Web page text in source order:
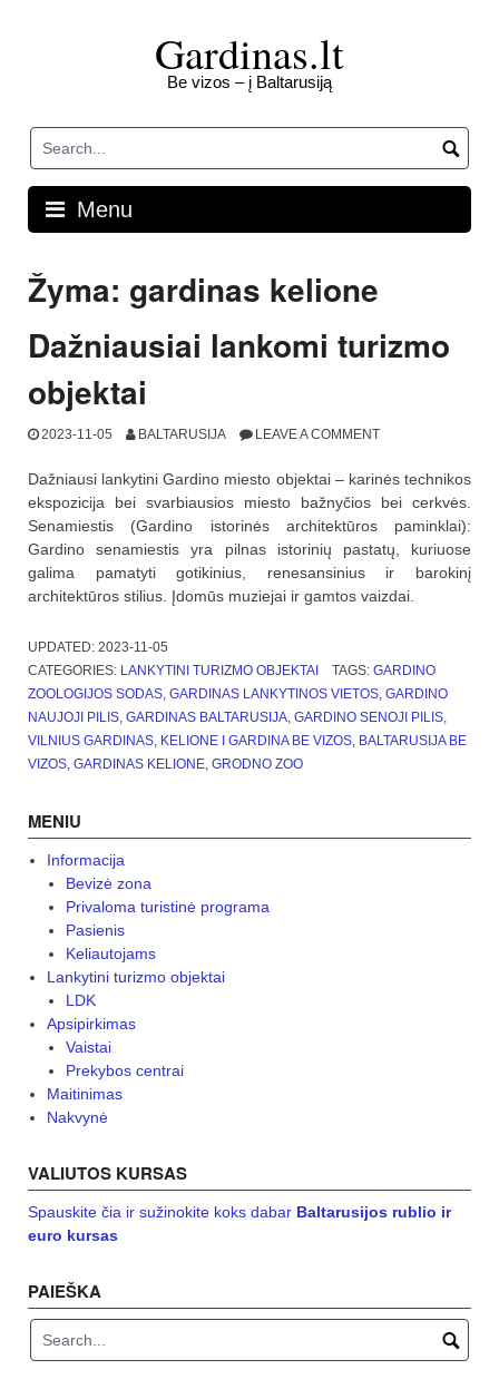
Gardinas.lt
Be vizos – į Baltarusiją
Menu
Žyma: gardinas kelione
Dažniausiai lankomi turizmo
objektai
2023-11-05 BALTARUSIJA LEAVE A COMMENT
Dažniausi lankytini Gardino miesto objektai – karinės technikos
ekspozicija bei svarbiausios miesto bažnyčios bei cerkvės.
Senamiestis (Gardino istorinės architektūros paminklai):
Gardino senamiestis yra pilnas istorinių pastatų, kuriuose
galima pamatyti gotikinius, renesansinius ir barokinį
architektūros stilius. Įdomūs muziejai ir gamtos vaizdai.
UPDATED: 2023-11-05
CATEGORIES: LANKYTINI TURIZMO OBJEKTAI TAGS: GARDINO
ZOOLOGIJOS SODAS GARDINAS LANKYTINOS VIETOS GARDINO
NAUJOJI PILIS GARDINAS BALTARUSIJA GARDINO SENOJI PILIS
VILNIUS GARDINAS KELIONE I GARDINA BE VIZOS BALTARUSIJA BE
VIZOS GARDINAS KELIONE GRODNO ZOO
MENIU
Informacija
Bevizė zona
Privaloma turistinė programa
Pasienis
Keliautojams
Lankytini turizmo objektai
LDK
Apsipirkimas
Vaistai
Prekybos centrai
Maitinimas
Nakvynė
VALIUTOS KURSAS
Spauskite čia ir sužinokite koks dabar Baltarusijos rublio ir
euro kursas
PAIEŠKA